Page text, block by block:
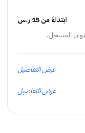
ابتداءً من 15 ر.س
المسجل.
عرض التفاصيل
عرض التفاصيل